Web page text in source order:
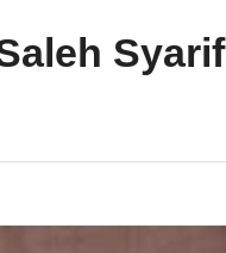
Syarif